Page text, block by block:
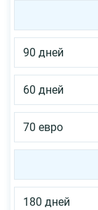
90 дней
60 дней
70 евро
180 дней